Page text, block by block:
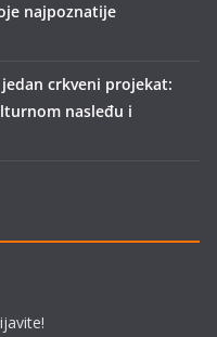
najpoznatije
crkveni projekat:
nasleđu i